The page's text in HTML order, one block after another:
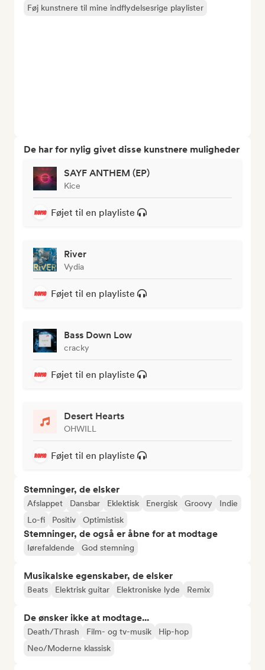
Føj kunstnere til mine indflydelsesrige playlister
De har for nylig givet disse kunstnere muligheder
SAYF ANTHEM (EP)
Kice
Føjet til en playliste
River
Vydia
Føjet til en playliste
Bass Down Low
cracky
Føjet til en playliste
Desert Hearts
OHWILL
Føjet til en playliste
Stemninger, de elsker
Afslappet Dansbar Eklektisk Energisk Groovy
Indie
Lo-fi
Positiv Optimistisk
Stemninger, de også er åbne for at modtage
Iørefaldende God stemning
Musikalske egenskaber, de elsker
Beats Elektrisk guitar Elektroniske lyde Remix
De ønsker ikke at modtage...
Death/Thrash Film- og tv-musik
Hip-hop
Neo/Moderne klassisk